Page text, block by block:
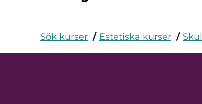
Sök kurser Estetiska kurser